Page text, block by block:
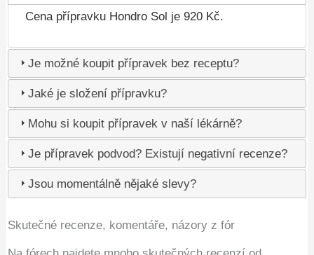
Cena přípravku Hondro Sol je 920 Kč.
Je možné koupit přípravek bez receptu?
Jaké je složení přípravku?
Mohu si koupit přípravek v naší lékárně?
Je přípravek podvod? Existují negativní recenze?
Jsou momentálně nějaké slevy?
Skutečné recenze, komentáře, názory z fór